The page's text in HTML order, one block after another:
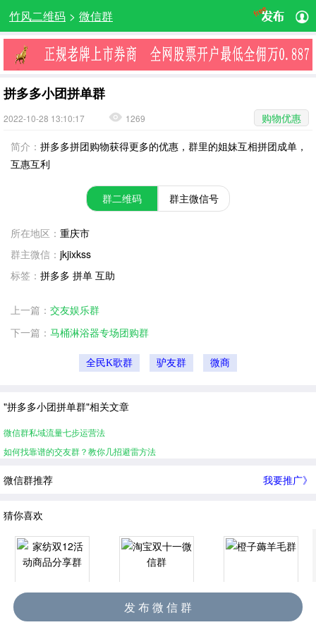
竹风二维码 > 微信群
拼多多小团拼单群
2022-10-28 13:10:17 1269
购物优惠
简介： 拼多多拼团购物获得更多的优惠，群里的姐妹互相拼团成单，
互惠互利
群二维码 群主微信号
所在地区： 重庆市
群主微信： jkjixkss
标签： 拼多多 拼单 互助
上一篇： 交友娱乐群
下一篇： 马桶淋浴器专场团购群
全民K歌群 驴友群 微商
"拼多多小团拼单群"相关文章
微信群私域流量七步运营法
如何找靠谱的交友群？教你几招避雷方法
微信群推荐 我要推广》
猜你喜欢
家纺双12活动商品分享群 淘宝双十一微信群 橙子薅羊毛群
发 布 微 信 群